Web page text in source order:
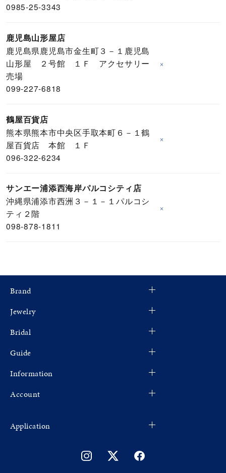
0985-25-3343
鹿児島山形屋店
鹿児島県鹿児島市金生町３－１鹿児島
山形屋 ２号館 １Ｆ アクセサリー
売場
099-227-6818
×
鶴屋百貨店
熊本県熊本市中央区手取本町６－１鶴
屋百貨店 本館 １Ｆ
096-322-6234
×
サンエー浦添西海岸パルコシティ店
沖縄県浦添市西洲３－１－１パルコシ
ティ２階
098-878-1811
×
Brand
Jewelry
Bridal
Guide
Information
Account
Application